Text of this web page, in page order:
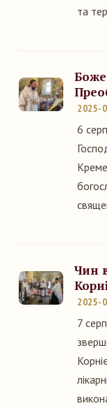
та
2025-
6
Чин
2025-
7